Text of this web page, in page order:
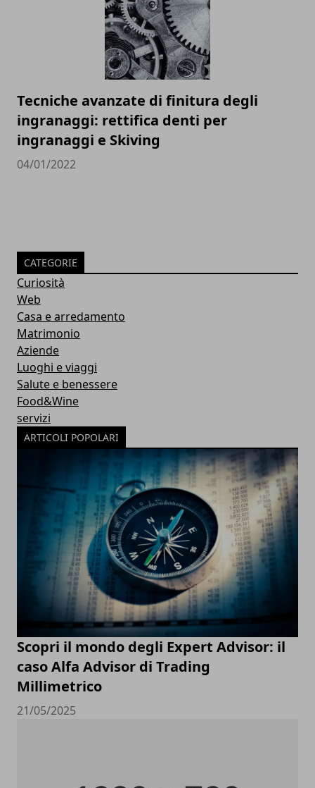
Tecniche avanzate di finitura degli
ingranaggi: rettifica denti per
ingranaggi e Skiving
04/01/2022
CATEGORIE
Curiosità
Web
Casa e arredamento
Matrimonio
Aziende
Luoghi e viaggi
Salute e benessere
Food&Wine
servizi
ARTICOLI POPOLARI
Scopri il mondo degli Expert Advisor: il
caso Alfa Advisor di Trading
Millimetrico
21/05/2025